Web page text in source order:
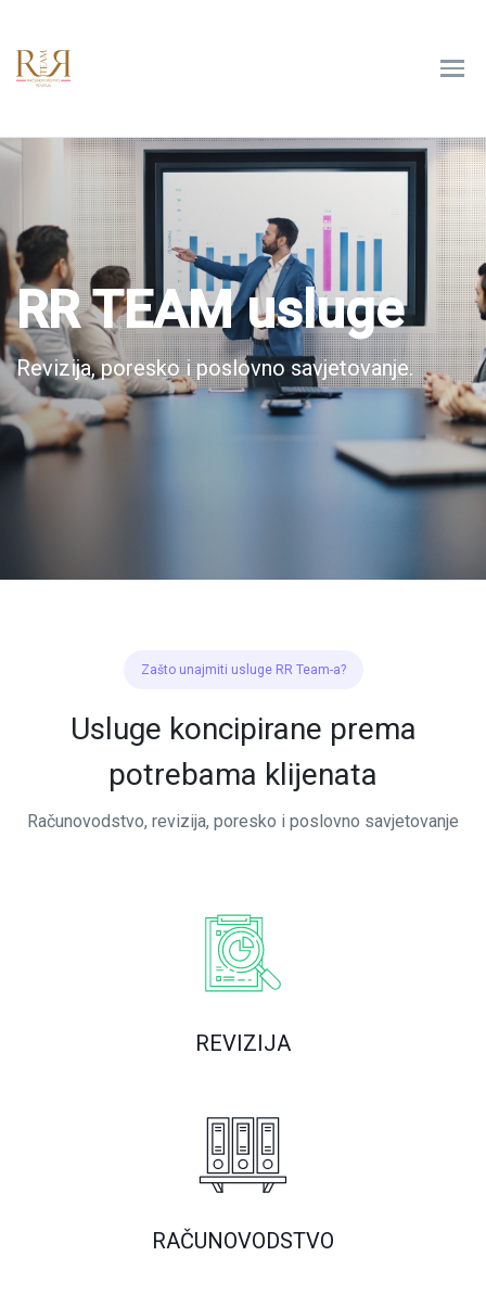
RR TEAM usluge
Revizija, poresko i poslovno savjetovanje.
Zašto unajmiti usluge RR Team-a?
Usluge koncipirane prema
potrebama klijenata
Računovodstvo, revizija, poresko i poslovno savjetovanje
REVIZIJA
RAČUNOVODSTVO